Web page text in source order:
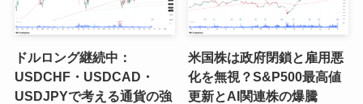
ドルロング継続中：
USDCHF・USDCAD・
USDJPYで考える通貨の強
米国株は政府閉鎖と雇用悪
化を無視？S&P500最高値
更新とAI関連株の爆騰